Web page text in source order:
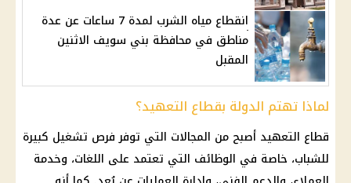
انقطاع مياه الشرب لمدة 7 ساعات عن عدة
مناطق في محافظة بني سويف الاثنين
المقبل
لماذا تهتم الدولة بقطاع التعهيد؟
قطاع التعهيد أصبح من المجالات التي توفر فرص تشغيل كبيرة
للشباب، خاصة في الوظائف التي تعتمد على اللغات، وخدمة